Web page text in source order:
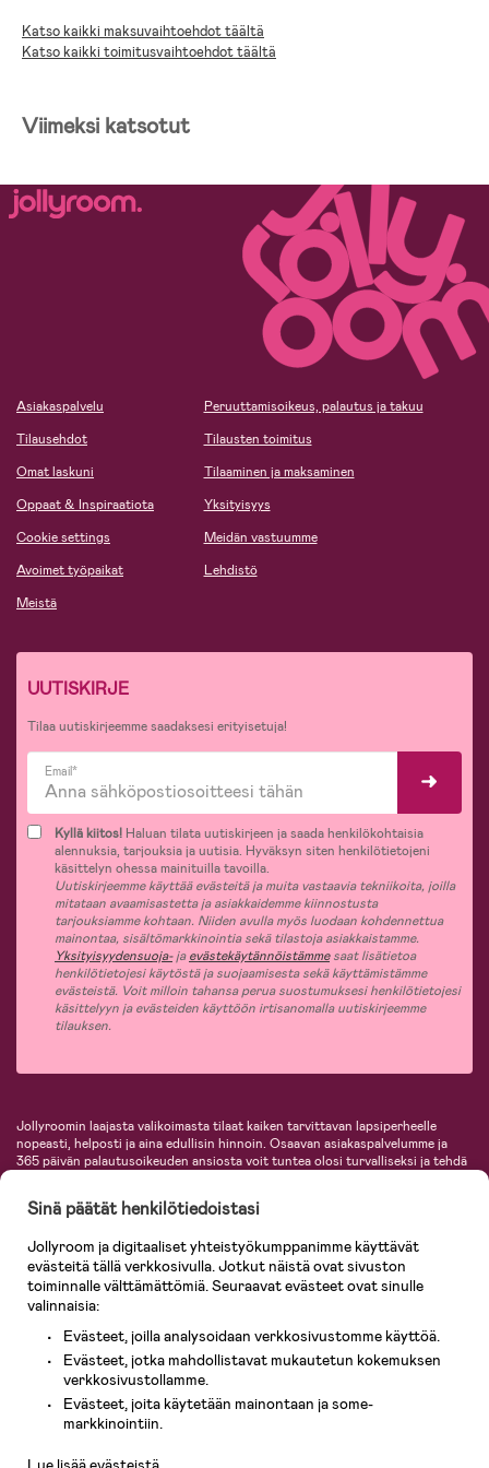
Katso kaikki maksuvaihtoehdot täältä
Katso kaikki toimitusvaihtoehdot täältä
Viimeksi katsotut
Asiakaspalvelu
Tilausehdot
Omat laskuni
Oppaat & Inspiraatiota
Cookie settings
Avoimet työpaikat
Meistä
Peruuttamisoikeus, palautus ja takuu
Tilausten toimitus
Tilaaminen ja maksaminen
Yksityisyys
Meidän vastuumme
Lehdistö
UUTISKIRJE
Tilaa uutiskirjeemme saadaksesi erityisetuja!
Email*
Kyllä kiitos! Haluan tilata uutiskirjeen ja saada henkilökohtaisia
alennuksia, tarjouksia ja uutisia. Hyväksyn siten henkilötietojeni
käsittelyn ohessa mainituilla tavoilla.
Uutiskirjeemme käyttää evästeitä ja muita vastaavia tekniikoita, joilla
mitataan avaamisastetta ja asiakkaidemme kiinnostusta
tarjouksiamme kohtaan. Niiden avulla myös luodaan kohdennettua
mainontaa, sisältömarkkinointia sekä tilastoja asiakkaistamme.
Yksityisyydensuoja-jaevästekäytännöistämmesaat lisätietoa
henkilötietojesi käytöstä ja suojaamisesta sekä käyttämistämme
evästeistä. Voit milloin tahansa perua suostumuksesi henkilötietojesi
käsittelyyn ja evästeiden käyttöön irtisanomalla uutiskirjeemme
tilauksen.
Jollyroomin laajasta valikoimasta tilaat kaiken tarvittavan lapsiperheelle
nopeasti, helposti ja aina edullisin hinnoin. Osaavan asiakaspalvelumme ja
365 päivän palautusoikeuden ansiosta voit tuntea olosi turvalliseksi ja tehdä
vaatteet vauvoille ja lapsille, inspiroivia sisustustuotteita lastenhuoneeseen,
lastentarvikkeita sekä paljon muuta. Meiltä löydät lukuisia tunnettuja
KidKraft, Ergobaby, Philips Avent, Neonate, Cybex, LEGO ja monia muita!
Tervetuloa shoppailemaan Pohjoismaiden suurimpaan lastentarvikkeiden
verkkokauppaan!
Sinä päätät henkilötiedoistasi
Jollyroom ja digitaaliset yhteistyökumppanimme käyttävät
evästeitä tällä verkkosivulla. Jotkut näistä ovat sivuston
toiminnalle välttämättömiä. Seuraavat evästeet ovat sinulle
valinnaisia:
Evästeet, joilla analysoidaan verkkosivustomme käyttöä.
Evästeet, jotka mahdollistavat mukautetun kokemuksen
verkkosivustollamme.
Evästeet, joita käytetään mainontaan ja some-
markkinointiin.